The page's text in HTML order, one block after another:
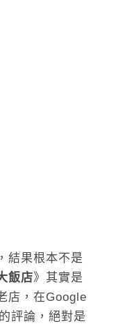
結果根本不是
飯店》其實是
店，在Google
評論，絕對是